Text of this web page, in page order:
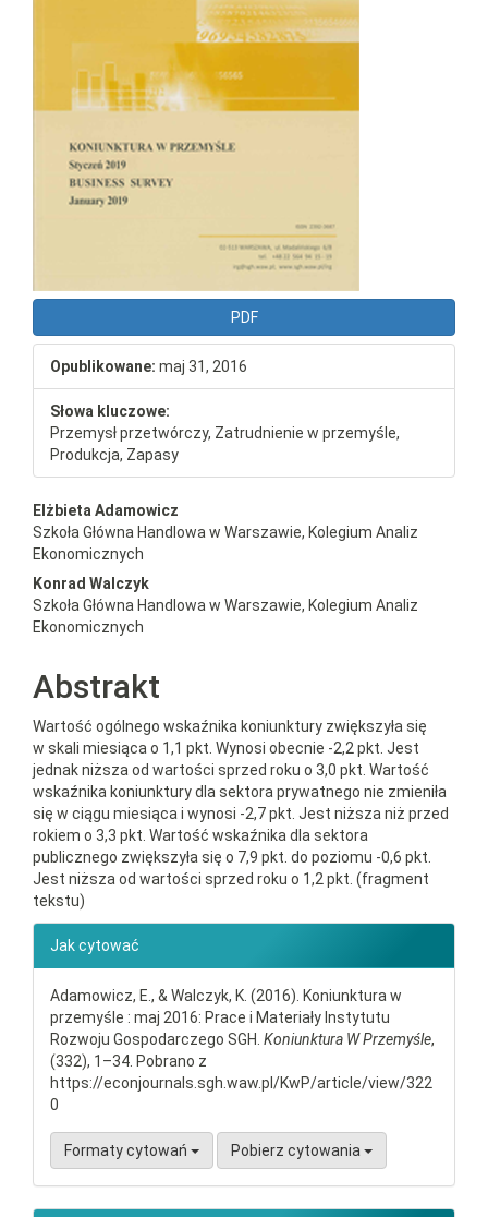
PDF
Opublikowane: maj 31, 2016
Słowa kluczowe:
Przemysł przetwórczy, Zatrudnienie w przemyśle,
Produkcja, Zapasy
Elżbieta Adamowicz
Szkoła Główna Handlowa w Warszawie, Kolegium Analiz
Ekonomicznych
Konrad Walczyk
Szkoła Główna Handlowa w Warszawie, Kolegium Analiz
Ekonomicznych
Abstrakt
Wartość ogólnego wskaźnika koniunktury zwiększyła się
w skali miesiąca o 1,1 pkt. Wynosi obecnie -2,2 pkt. Jest
jednak niższa od wartości sprzed roku o 3,0 pkt. Wartość
wskaźnika koniunktury dla sektora prywatnego nie zmieniła
się w ciągu miesiąca i wynosi -2,7 pkt. Jest niższa niż przed
rokiem o 3,3 pkt. Wartość wskaźnika dla sektora
publicznego zwiększyła się o 7,9 pkt. do poziomu -0,6 pkt.
Jest niższa od wartości sprzed roku o 1,2 pkt. (fragment
tekstu)
Jak cytować
Adamowicz, E., & Walczyk, K. (2016). Koniunktura w
przemyśle : maj 2016: Prace i Materiały Instytutu
Rozwoju Gospodarczego SGH. Koniunktura W Przemyśle,
(332), 1–34. Pobrano z
https://econjournals.sgh.waw.pl/KwP/article/view/322
0
Formaty cytowań Pobierz cytowania